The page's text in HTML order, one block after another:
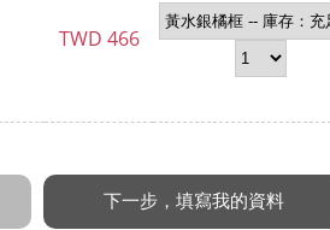
TWD 466